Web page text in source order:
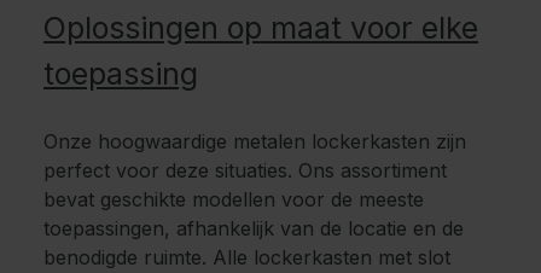
Oplossingen op maat voor elke
toepassing
Onze hoogwaardige metalen lockerkasten zijn
perfect voor deze situaties. Ons assortiment
bevat geschikte modellen voor de meeste
toepassingen, afhankelijk van de locatie en de
benodigde ruimte. Alle lockerkasten met slot